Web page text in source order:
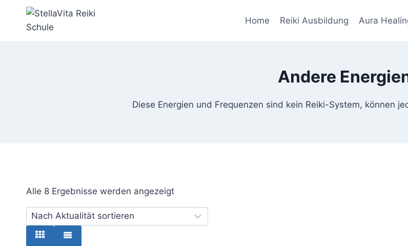
springen
Home Reiki Ausbildung Aura
Andere
Diese Energien und Frequenzen sind kein Reiki-System, können
Alle 8 Ergebnisse werden angezeigtNach
Aktualität
sortiert